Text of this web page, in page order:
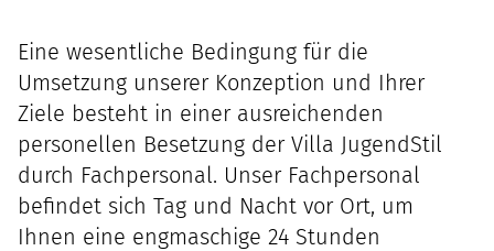
Eine wesentliche Bedingung für die
Umsetzung unserer Konzeption und Ihrer
Ziele besteht in einer ausreichenden
personellen Besetzung der Villa JugendStil
durch Fachpersonal. Unser Fachpersonal
befindet sich Tag und Nacht vor Ort, um
Ihnen eine engmaschige 24 Stunden